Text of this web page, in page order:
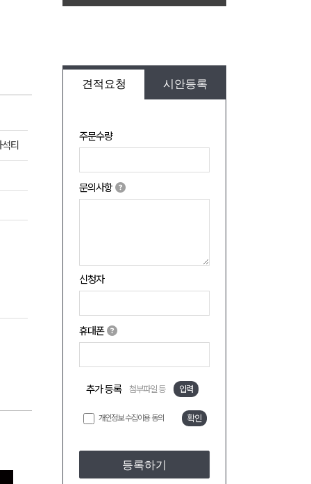
견적요청 시안등록
주문수량
문의사항
신청자
휴대폰
추가 등록 첨부파일 등 입력
개인정보 수집이용 동의 확인
등록하기
티